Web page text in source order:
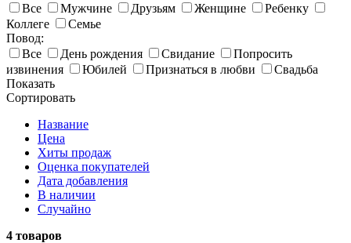
Все
Мужчине Друзьям Женщине
Ребенку
Коллеге
Семье
Повод:
Все
День рождения Свидание
Попросить
извинения
Юбилей Признаться в любви
Свадьба
Показать
Сортировать
Название
Цена
Хиты продаж
Оценка покупателей
Дата добавления
В наличии
Случайно
4 товаров